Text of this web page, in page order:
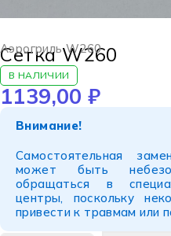
Аэрогриль W260
Сетка W260
В НАЛИЧИИ
1139,00 ₽
Внимание!
Самостоятельная
может быть
обращаться в
центры, поскольку
привести к травмам или